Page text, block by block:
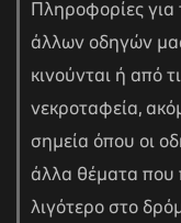
Πληροφορίες
άλλων οδηγών
κινούνται ή από
νεκροταφεία,
σημεία όπου οι
άλλα θέματα
λιγότερο στο